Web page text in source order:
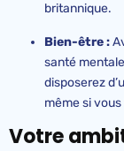
britannique.
Bien-être :
santé
disposerez
même si
Votre